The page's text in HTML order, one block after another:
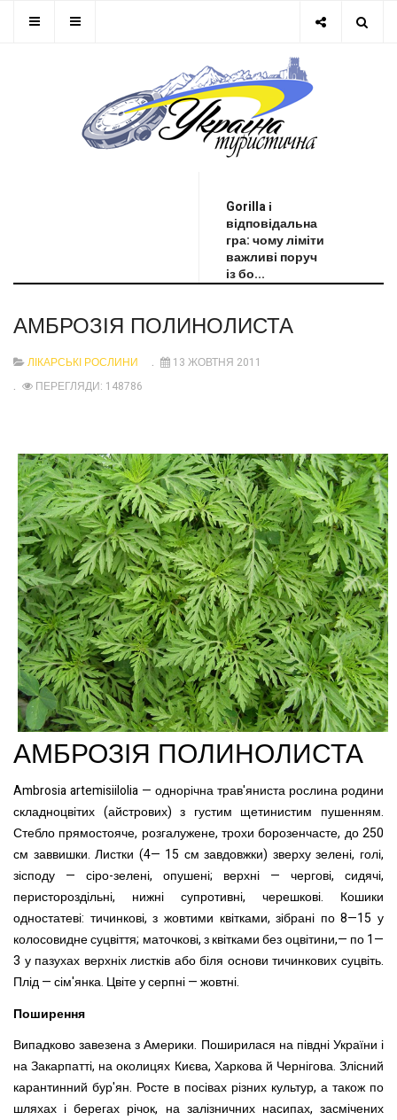
Gorilla і
відповідальна
гра: чому ліміти
важливі поруч
із бо...
АМБРОЗІЯ ПОЛИНОЛИСТА
ЛІКАРСЬКІ РОСЛИНИ
13 ЖОВТНЯ 2011
ПЕРЕГЛЯДИ: 148786
АМБРОЗІЯ ПОЛИНОЛИСТА
Ambrosiaartemisiilolia — однорічна трав'яниста рослина родини
складноцвітих (айстрових) з густим щетинистим пушенням.
Стебло прямостояче, розгалужене, трохи борозенчасте, до 250
см заввишки. Листки (4— 15 см завдовжки) зверху зелені, голі,
зісподу — сіро-зелені, опушені; верхні — чергові, сидячі,
перистороздільні, нижні супротивні, черешкові. Кошики
одностатеві: тичинкові, з жовтими квітками, зібрані по 8—15 у
колосовиднесуцвіття; маточкові, з квітками без оцвітини,— по 1—
3 у пазухах верхніх листків або біля основи тичинкових суцвіть.
Плід — сім'янка. Цвіте у серпні —жовтні.
Поширення
Випадково завезена з Америки. Поширилася на півдні України і
на Закарпатті, на околицях Києва, Харкова й Чернігова. Злісний
карантинний бур'ян. Росте в посівах різних культур, а також по
шляхах і берегах річок, на залізничних насипах, засмічених